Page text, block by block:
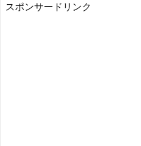
スポンサードリンク